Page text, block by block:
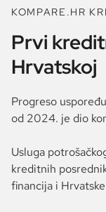
KOMPARE.HR
Prvi
Hrvatskoj
Progreso
od 2024. je dio
Usluga
kreditnih
financija i